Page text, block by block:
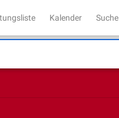
Kalender Suche